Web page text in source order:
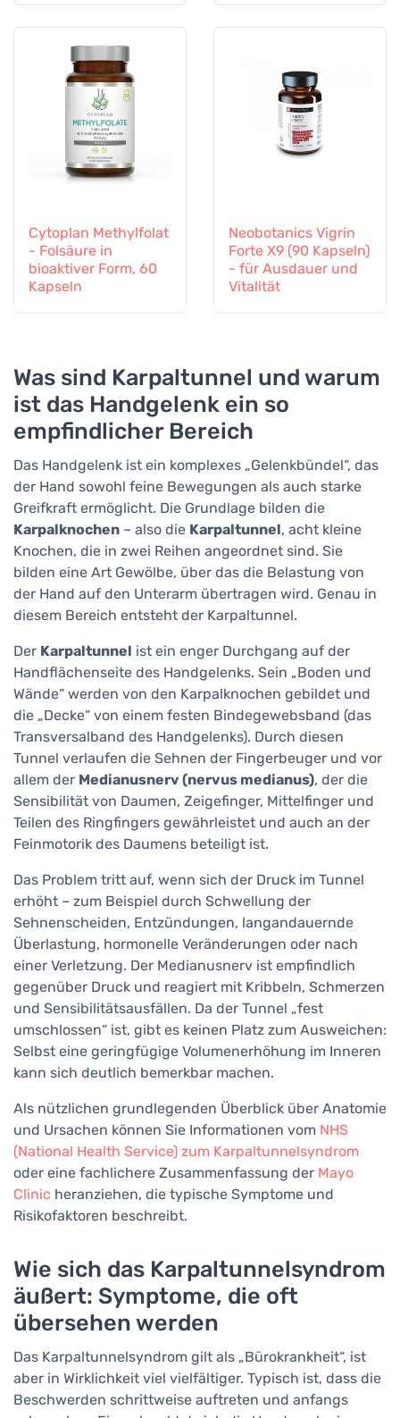
Cytoplan Methylfolat
- Folsäure in
bioaktiver Form, 60
Kapseln
Neobotanics Vigrin
Forte X9 (90 Kapseln)
- für Ausdauer und
Vitalität
Was sind Karpaltunnel und warum
ist das Handgelenk ein so
empfindlicher Bereich
Das Handgelenk ist ein komplexes „Gelenkbündel“, das
der Hand sowohl feine Bewegungen als auch starke
Greifkraft ermöglicht. Die Grundlage bilden die
Karpalknochen – also die Karpaltunnel, acht kleine
Knochen, die in zwei Reihen angeordnet sind. Sie
bilden eine Art Gewölbe, über das die Belastung von
der Hand auf den Unterarm übertragen wird. Genau in
diesem Bereich entsteht der Karpaltunnel.
Der Karpaltunnel ist ein enger Durchgang auf der
Handflächenseite des Handgelenks. Sein „Boden und
Wände“ werden von den Karpalknochen gebildet und
die „Decke“ von einem festen Bindegewebsband (das
Transversalband des Handgelenks). Durch diesen
Tunnel verlaufen die Sehnen der Fingerbeuger und vor
allem der Medianusnerv (nervus medianus), der die
Sensibilität von Daumen, Zeigefinger, Mittelfinger und
Teilen des Ringfingers gewährleistet und auch an der
Feinmotorik des Daumens beteiligt ist.
Das Problem tritt auf, wenn sich der Druck im Tunnel
erhöht – zum Beispiel durch Schwellung der
Sehnenscheiden, Entzündungen, langandauernde
Überlastung, hormonelle Veränderungen oder nach
einer Verletzung. Der Medianusnerv ist empfindlich
gegenüber Druck und reagiert mit Kribbeln, Schmerzen
und Sensibilitätsausfällen. Da der Tunnel „fest
umschlossen“ ist, gibt es keinen Platz zum Ausweichen:
Selbst eine geringfügige Volumenerhöhung im Inneren
kann sich deutlich bemerkbar machen.
Als nützlichen grundlegenden Überblick über Anatomie
und Ursachen können Sie Informationen vom NHS
(National Health Service) zum Karpaltunnelsyndrom
oder eine fachlichere Zusammenfassung der Mayo
Clinic heranziehen, die typische Symptome und
Risikofaktoren beschreibt.
Wie sich das Karpaltunnelsyndrom
äußert: Symptome, die oft
übersehen werden
Das Karpaltunnelsyndrom gilt als „Bürokrankheit“, ist
aber in Wirklichkeit viel vielfältiger. Typisch ist, dass die
Beschwerden schrittweise auftreten und anfangs